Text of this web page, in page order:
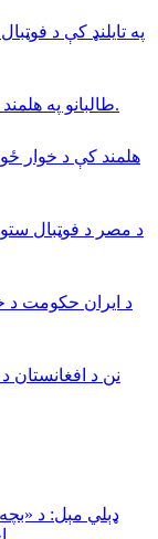
په تایلنډ کې د
طالبانو په هلمند كې نږدې ۱۶ ټنه قاچاقي درمل سوځولي.
هلمند كې د خوار
د مصر د فوټبال
د ایران حکومت د
نن د افغانستان
ډېلي مېل: د